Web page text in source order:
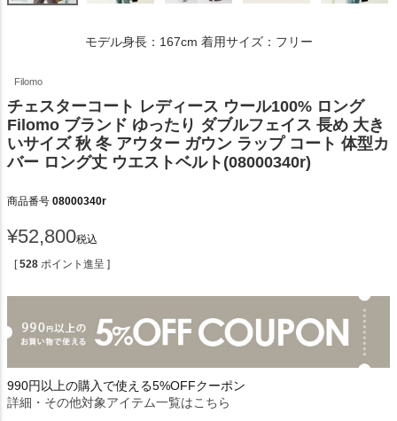
モデル身長：167cm 着用サイズ：フリー
Filomo
チェスターコート レディース ウール100% ロング
Filomo ブランド ゆったり ダブルフェイス 長め 大き
いサイズ 秋 冬 アウター ガウン ラップ コート 体型カ
バー ロング丈 ウエストベルト(08000340r)
商品番号 08000340r
¥52,800税込
[ 528 ポイント進呈 ]
990円以上の購入で使える5%OFFクーポン
詳細・その他対象アイテム一覧はこちら